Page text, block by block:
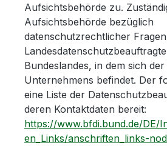
Aufsichtsbehörde zu.
Aufsichtsbehörde bezüglich
datenschutzrechtlicher
Bundeslandes, in dem sich
Unternehmens befindet. Der
eine Liste der
deren Kontaktdaten bereit:
https://www.bfdi.bund.de/DE/
en_Links/anschriften_links-